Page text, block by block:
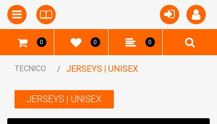
Open Open menu
0 0 0
TECNICO JERSEYS | UNISEX
JERSEYS | UNISEX